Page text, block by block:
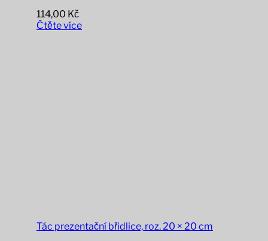
114,00 Kč
Čtěte více
Tác prezentační břidlice, roz. 20 × 20 cm